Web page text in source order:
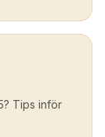
Tips inför